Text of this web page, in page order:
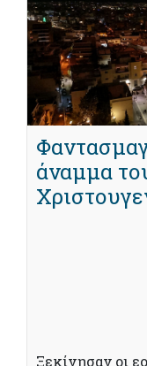
άναμμα
Ξεκίνησαν οι